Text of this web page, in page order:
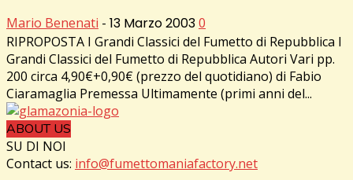
Mario Benenati - 13 Marzo 20030
RIPROPOSTA I Grandi Classici del Fumetto di Repubblica I
Grandi Classici del Fumetto di Repubblica Autori Vari pp.
200 circa 4,90€+0,90€ (prezzo del quotidiano) di Fabio
Ciaramaglia Premessa Ultimamente (primi anni del...
ABOUT US
SU DI NOI
Contact us: info@fumettomaniafactory.net